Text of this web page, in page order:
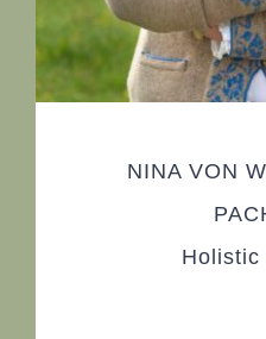
NINA VON
Holistic